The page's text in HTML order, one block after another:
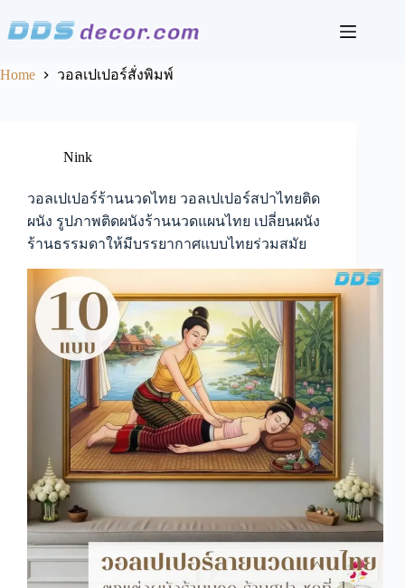
content
Home วอลเปเปอร์สั่งพิมพ์
Nink
วอลเปเปอร์ร้านนวดไทย วอลเปเปอร์สปาไทยติด
ผนัง รูปภาพติดผนังร้านนวดแผนไทย เปลี่ยนผนัง
ร้านธรรมดาให้มีบรรยากาศแบบไทยร่วมสมัย